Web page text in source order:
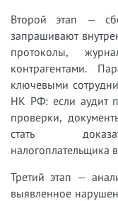
Второй этап —
запрашивают
протоколы,
контрагентами.
ключевыми
НК РФ: если аудит
проверки,
стать
налогоплательщика
Третий этап —
выявленное